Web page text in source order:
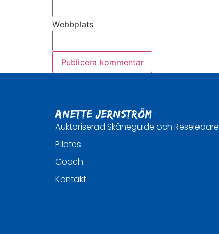
Webbplats
Anette Jernström
Auktoriserad Skåneguide och Reseledare
Pilates
Coach
Kontakt